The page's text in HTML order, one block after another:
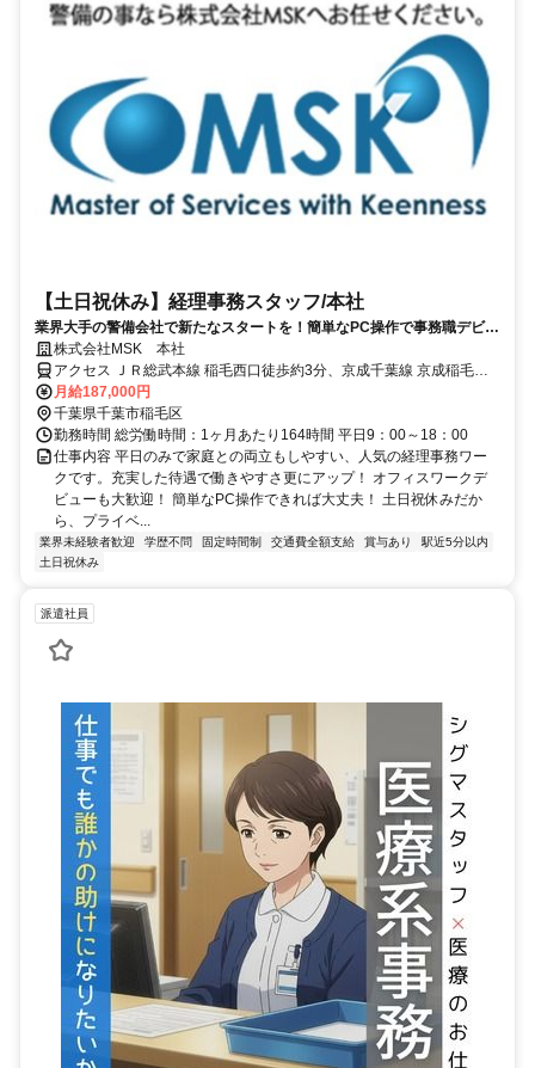
【土日祝休み】経理事務スタッフ/本社
業界大手の警備会社で新たなスタートを！簡単なPC操作で事務職デビュ
ーも可能！働きやすい土日祝休み！
株式会社MSK 本社
アクセス ＪＲ総武本線 稲毛西口徒歩約3分、京成千葉線 京成稲毛徒
歩約4分 稲毛駅西口より徒歩４分程度
月給187,000円
千葉県千葉市稲毛区
勤務時間 総労働時間：1ヶ月あたり164時間 平日9：00～18：00
仕事内容 平日のみで家庭との両立もしやすい、人気の経理事務ワー
クです。充実した待遇で働きやすさ更にアップ！ オフィスワークデ
ビューも大歓迎！ 簡単なPC操作できれば大丈夫！ 土日祝休みだか
ら、プライベ...
業界未経験者歓迎 学歴不問 固定時間制 交通費全額支給 賞与あり
駅近5分以内
土日祝休み
派遣社員